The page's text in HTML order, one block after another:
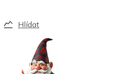
Hlídat